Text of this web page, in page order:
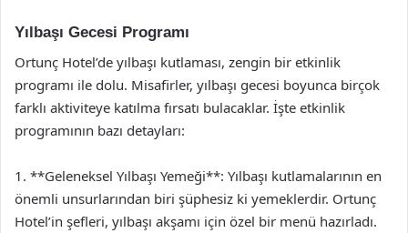
Yılbaşı Gecesi Programı
Ortunç Hotel’de yılbaşı kutlaması, zengin bir etkinlik
programı ile dolu. Misafirler, yılbaşı gecesi boyunca birçok
farklı aktiviteye katılma fırsatı bulacaklar. İşte etkinlik
programının bazı detayları:
1. **Geleneksel Yılbaşı Yemeği**: Yılbaşı kutlamalarının en
önemli unsurlarından biri şüphesiz ki yemeklerdir. Ortunç
Hotel’in şefleri, yılbaşı akşamı için özel bir menü hazırladı.